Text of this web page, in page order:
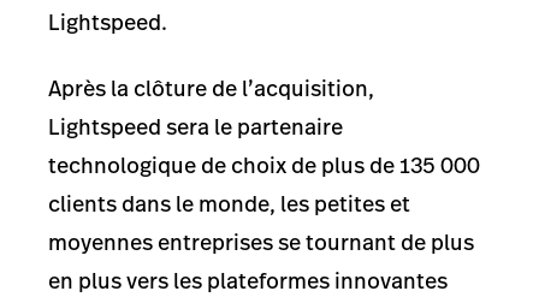
Lightspeed.
Après la clôture de l’acquisition,
Lightspeed sera le partenaire
technologique de choix de plus de 135 000
clients dans le monde, les petites et
moyennes entreprises se tournant de plus
en plus vers les plateformes innovantes